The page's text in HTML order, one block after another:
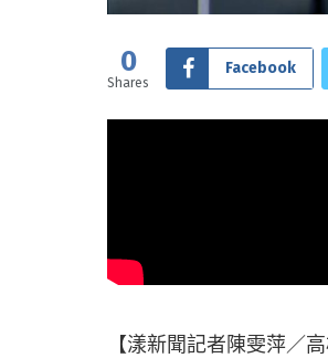
0
Shares
Facebook
【漾新聞記者陳雯萍／